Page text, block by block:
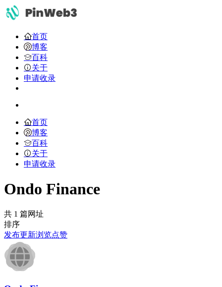
首页
博客
百科
关于
申请收录
首页
博客
百科
关于
申请收录
Ondo Finance
共 1 篇网址
排序
发布更新浏览点赞